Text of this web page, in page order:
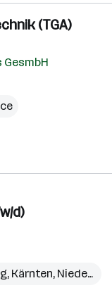
(TGA)
GesmbH
d)
, Kärnten, Niederösterreich